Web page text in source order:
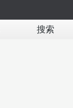
搜索